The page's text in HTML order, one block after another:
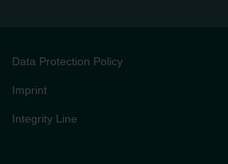
Data Protection Policy
Imprint
Integrity Line